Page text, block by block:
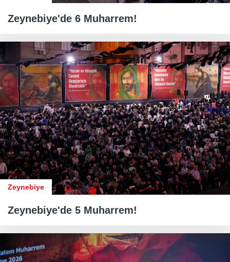
Zeynebiye'de 6 Muharrem!
Zeynebiye
Zeynebiye'de 5 Muharrem!